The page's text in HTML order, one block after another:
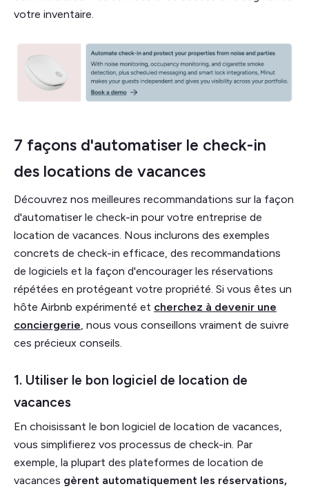
votre inventaire.
7 façons d'automatiser le check-in
des locations de vacances
Découvrez nos meilleures recommandations sur la façon
d'automatiser le check-in pour votre entreprise de
location de vacances. Nous inclurons des exemples
concrets de check-in efficace, des recommandations
de logiciels et la façon d'encourager les réservations
répétées en protégeant votre propriété. Si vous êtes un
hôte Airbnb expérimenté et cherchez à devenir une
conciergerie, nous vous conseillons vraiment de suivre
ces précieux conseils.
1. Utiliser le bon logiciel de location de
vacances
En choisissant le bon logiciel de location de vacances,
vous simplifierez vos processus de check-in. Par
exemple, la plupart des plateformes de location de
vacances gèrent automatiquement les réservations,